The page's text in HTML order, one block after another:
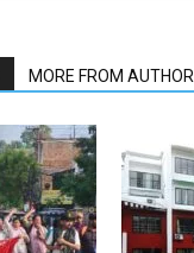
MORE FROM AUTHOR